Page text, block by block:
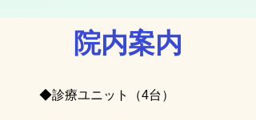
院内案内
◆診療ユニット（4台）